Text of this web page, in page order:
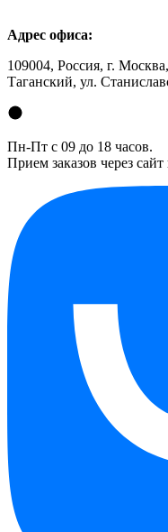
Адрес офиса:
109004, Россия, г.
Таганский, ул.
Пн-Пт с 09 до 18 часов.
Прием заказов через сайт